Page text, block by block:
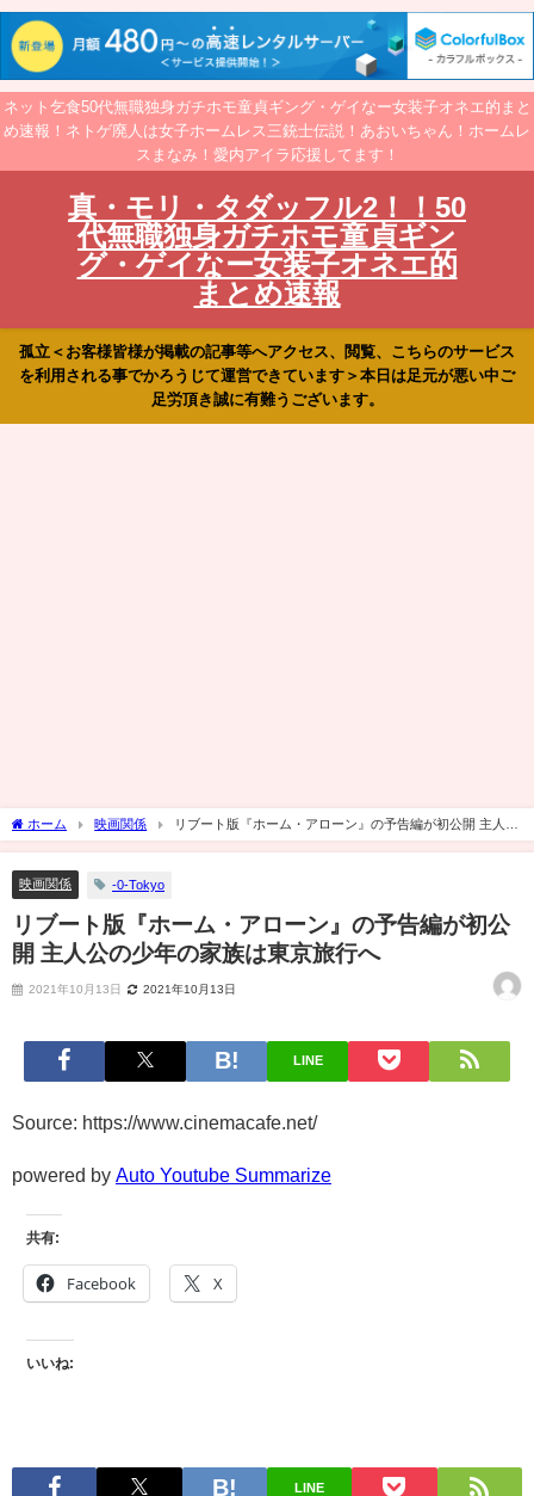
ネット乞食50代無職独身ガチホモ童貞ギング・ゲイなー女装子オネエ的まと
め速報！ネトゲ廃人は女子ホームレス三銃士伝説！あおいちゃん！ホームレ
スまなみ！愛内アイラ応援してます！
真・モリ・タダッフル2！！50
代無職独身ガチホモ童貞ギン
グ・ゲイなー女装子オネエ的
まとめ速報
孤立＜お客様皆様が掲載の記事等へアクセス、閲覧、こちらのサービス
を利用される事でかろうじて運営できています＞本日は足元が悪い中ご
足労頂き誠に有難うございます。
ホーム 映画関係
リブート版『ホーム・アローン』の予告編が初公開 主人公
の少年の家族は東京旅行へ
映画関係 -0-Tokyo
リブート版『ホーム・アローン』の予告編が初公
開 主人公の少年の家族は東京旅行へ
2021年10月13日 2021年10月13日
LINE
Source: https://www.cinemacafe.net/
powered by Auto Youtube Summarize
共有:
Facebook X
いいね:
LINE